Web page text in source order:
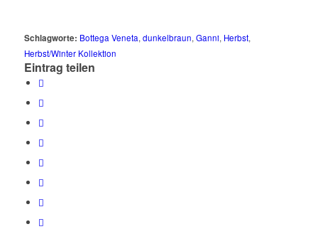
Schlagworte: Bottega Veneta, dunkelbraun, Ganni, Herbst,
Herbst/Winter Kollektion
Eintrag teilen